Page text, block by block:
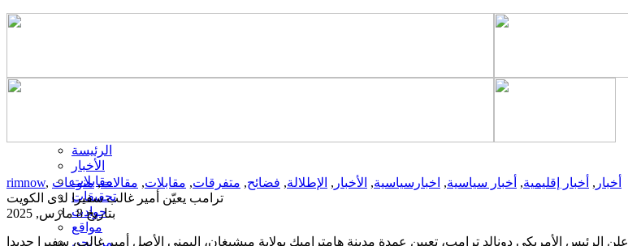
الرئيسة
الأخبار
مقابلات
تحقيقات
حوادث
مواقع
من نحن
rimnow, أخبار , أخبار إقليمية, أخبار سياسية, اخبارسياسية, الأخبار , الإطلالة, فضائح, متفرقات, مقابلات, مقالات,منوعات
ترامب يعيّن أمير غالب سفيرا لدى الكويت
بتاريخ 8 مارس, 2025
أعلن الرئيس الأمريكي دونالد ترامب، تعيين عمدة مدينة هامتراميك بولاية ميشيغان، اليمني الأصل أمير غالب، سفيرا جديدا